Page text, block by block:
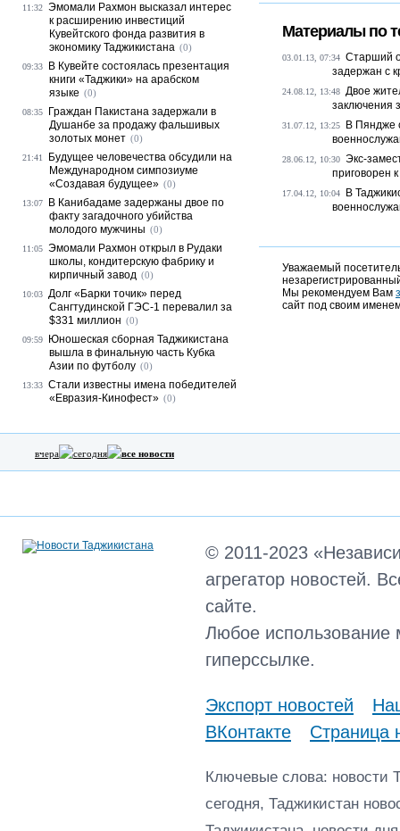
Материалы по
03.01.13, 07:34 Старший
задержан с
24.08.12, 13:48 Двое
заключения
31.07.12, 13:25
В Пяндже
28.06.12, 10:30 Экс-
приговорен
17.04.12, 10:04
В
Уважаемый
Мы рекомендуем Вам
сайт под своим
11:32 Эмомали Рахмон высказал интерес
к расширению инвестиций
Кувейтского фонда развития в
экономику Таджикистана (0)
09:33
В Кувейте состоялась презентация
книги «Таджики» на арабском
языке (0)
08:35
Граждан Пакистана задержали в
Душанбе за продажу фальшивых
золотых монет (0)
21:41
Будущее человечества обсудили на
Международном симпозиуме
«Создавая будущее» (0)
13:07
В Канибадаме задержаны двое по
факту загадочного убийства
молодого мужчины (0)
11:05 Эмомали Рахмон открыл в Рудаки
школы, кондитерскую фабрику и
кирпичный завод (0)
10:03 Долг «Барки точик» перед
Сангтудинской ГЭС-1 перевалил за
$331 миллион (0)
09:59
Юношеская сборная Таджикистана
вышла в финальную часть Кубка
Азии по футболу (0)
13:33 Стали известны имена победителей
«Евразия-Кинофест» (0)
вчера сегодня все новости
© 2011-2023
агрегатор новостей.
сайте.
Любое использование
гиперссылке.
Экспорт новостей
ВКонтакте
Страница
Ключевые слова: новости
сегодня, Таджикистан